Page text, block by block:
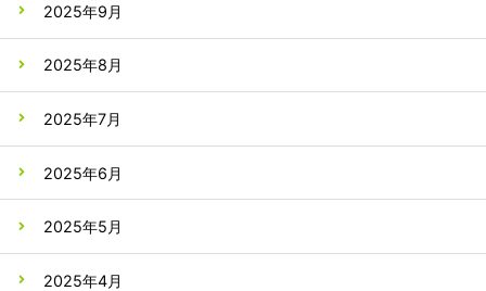
2025年9月
2025年8月
2025年7月
2025年6月
2025年5月
2025年4月